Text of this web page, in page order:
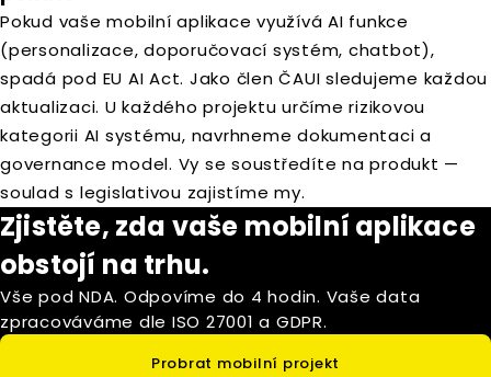
Pokud vaše mobilní aplikace využívá AI funkce
(personalizace, doporučovací systém, chatbot),
spadá pod EU AI Act. Jako člen ČAUI sledujeme každou
aktualizaci. U každého projektu určíme rizikovou
kategorii AI systému, navrhneme dokumentaci a
governance model. Vy se soustředíte na produkt —
soulad s legislativou zajistíme my.
Zjistěte, zda vaše mobilní aplikace
obstojí na trhu.
Vše pod NDA. Odpovíme do 4 hodin. Vaše data
zpracováváme dle ISO 27001 a GDPR.
Probrat mobilní projekt